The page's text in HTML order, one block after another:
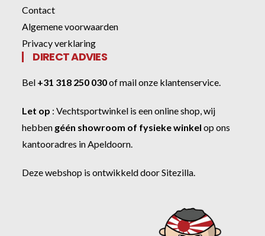
Contact
Algemene voorwaarden
Privacy verklaring
DIRECT ADVIES
Bel +31 318 250 030ofmail onze klantenservice.
Let op :Vechtsportwinkel is een online shop, wij
hebben géén showroom of fysieke winkel op ons
kantooradres in Apeldoorn.
Deze webshop is ontwikkeld doorSitezilla.